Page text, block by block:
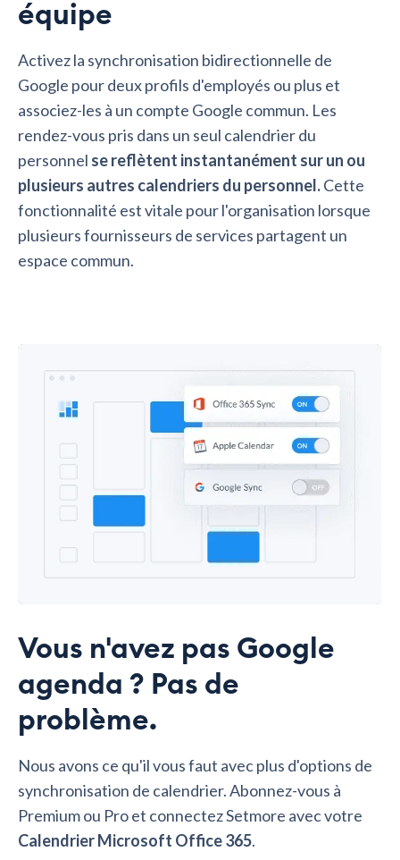
équipe
Activez la synchronisation bidirectionnelle de
Google pour deux profils d'employés ou plus et
associez-les à un compte Google commun. Les
rendez-vous pris dans un seul calendrier du
personnel se reflètent instantanément sur un ou
plusieurs autres calendriers du personnel.Cette
fonctionnalité est vitale pour l'organisation lorsque
plusieurs fournisseurs de services partagent un
espace commun.
Vous n'avez pas Google
agenda ? Pas de
problème.
Nous avons ce qu'il vous faut avec plus d'options de
synchronisation de calendrier. Abonnez-vous à
Premium ou Pro et connectez Setmore avec votre
Calendrier Microsoft Office 365.